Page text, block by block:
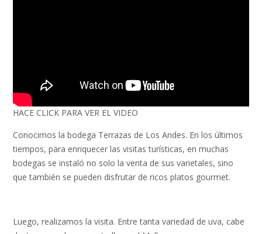
HACE CLICK PARA VER EL VIDEO
Conocimos la bodega Terrazas de Los Andes. En los últimos
tiempos, para enriquecer las visitas turísticas, en muchas
bodegas se instaló no solo la venta de sus varietales, sino
que también se pueden disfrutar de ricos platos gourmet.
Luego, realizamos la visita. Entre tanta variedad de uva, cabe